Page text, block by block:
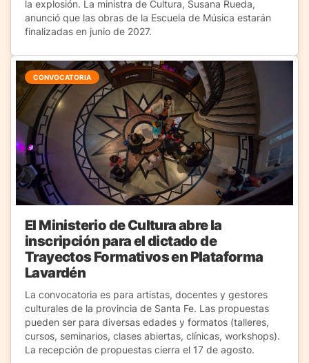
la explosión. La ministra de Cultura, Susana Rueda,
anunció que las obras de la Escuela de Música estarán
finalizadas en junio de 2027.
CONVOCATORIA
El Ministerio de Cultura abre la
inscripción para el dictado de
Trayectos Formativos en Plataforma
Lavardén
La convocatoria es para artistas, docentes y gestores
culturales de la provincia de Santa Fe. Las propuestas
pueden ser para diversas edades y formatos (talleres,
cursos, seminarios, clases abiertas, clínicas, workshops).
La recepción de propuestas cierra el 17 de agosto.